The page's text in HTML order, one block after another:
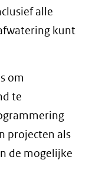
alle
kunt
om
te
projecten als
de mogelijke